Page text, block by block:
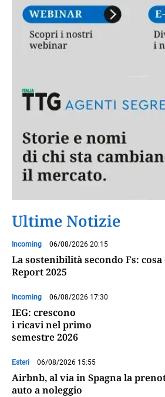
Ultime Notizie
Incoming 06/08/2026 20:15
La sostenibilità secondo Fs:
Report 2025
Incoming 06/08/2026 17:30
IEG: crescono
i ricavi nel primo
semestre 2026
Esteri 06/08/2026 15:55
Airbnb, al via in Spagna la
auto a noleggio